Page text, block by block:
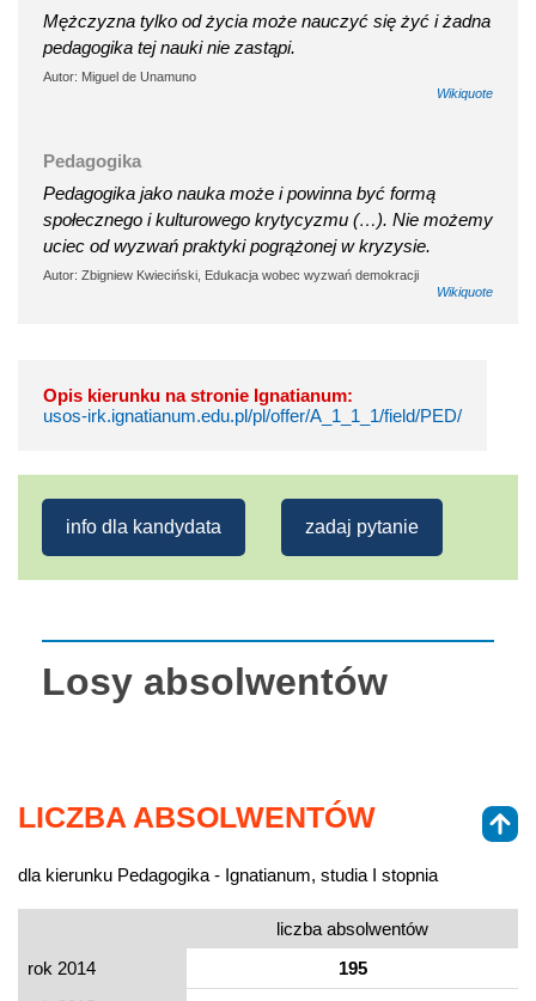
Mężczyzna tylko od życia może nauczyć się żyć i żadna
pedagogika tej nauki nie zastąpi.
Autor: Miguel de Unamuno
Wikiquote
Pedagogika
Pedagogika jako nauka może i powinna być formą
społecznego i kulturowego krytycyzmu (…). Nie możemy
uciec od wyzwań praktyki pogrążonej w kryzysie.
Autor: Zbigniew Kwieciński, Edukacja wobec wyzwań demokracji
Wikiquote
Opis kierunku na stronie Ignatianum:
usos-irk.ignatianum.edu.pl/pl/offer/A_1_1_1/field/PED/
info dla kandydata zadaj pytanie
Losy absolwentów
LICZBA ABSOLWENTÓW
dla kierunku Pedagogika - Ignatianum, studia I stopnia
liczba absolwentów
rok 2014
195